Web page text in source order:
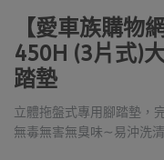
【愛車族購物
450H (3片式)
踏墊
立體拖盤式專用腳踏墊，
無毒無害無臭味∼易沖洗